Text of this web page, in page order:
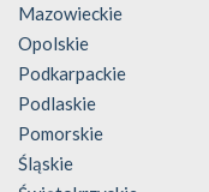
Mazowieckie
Opolskie
Podkarpackie
Podlaskie
Pomorskie
Śląskie